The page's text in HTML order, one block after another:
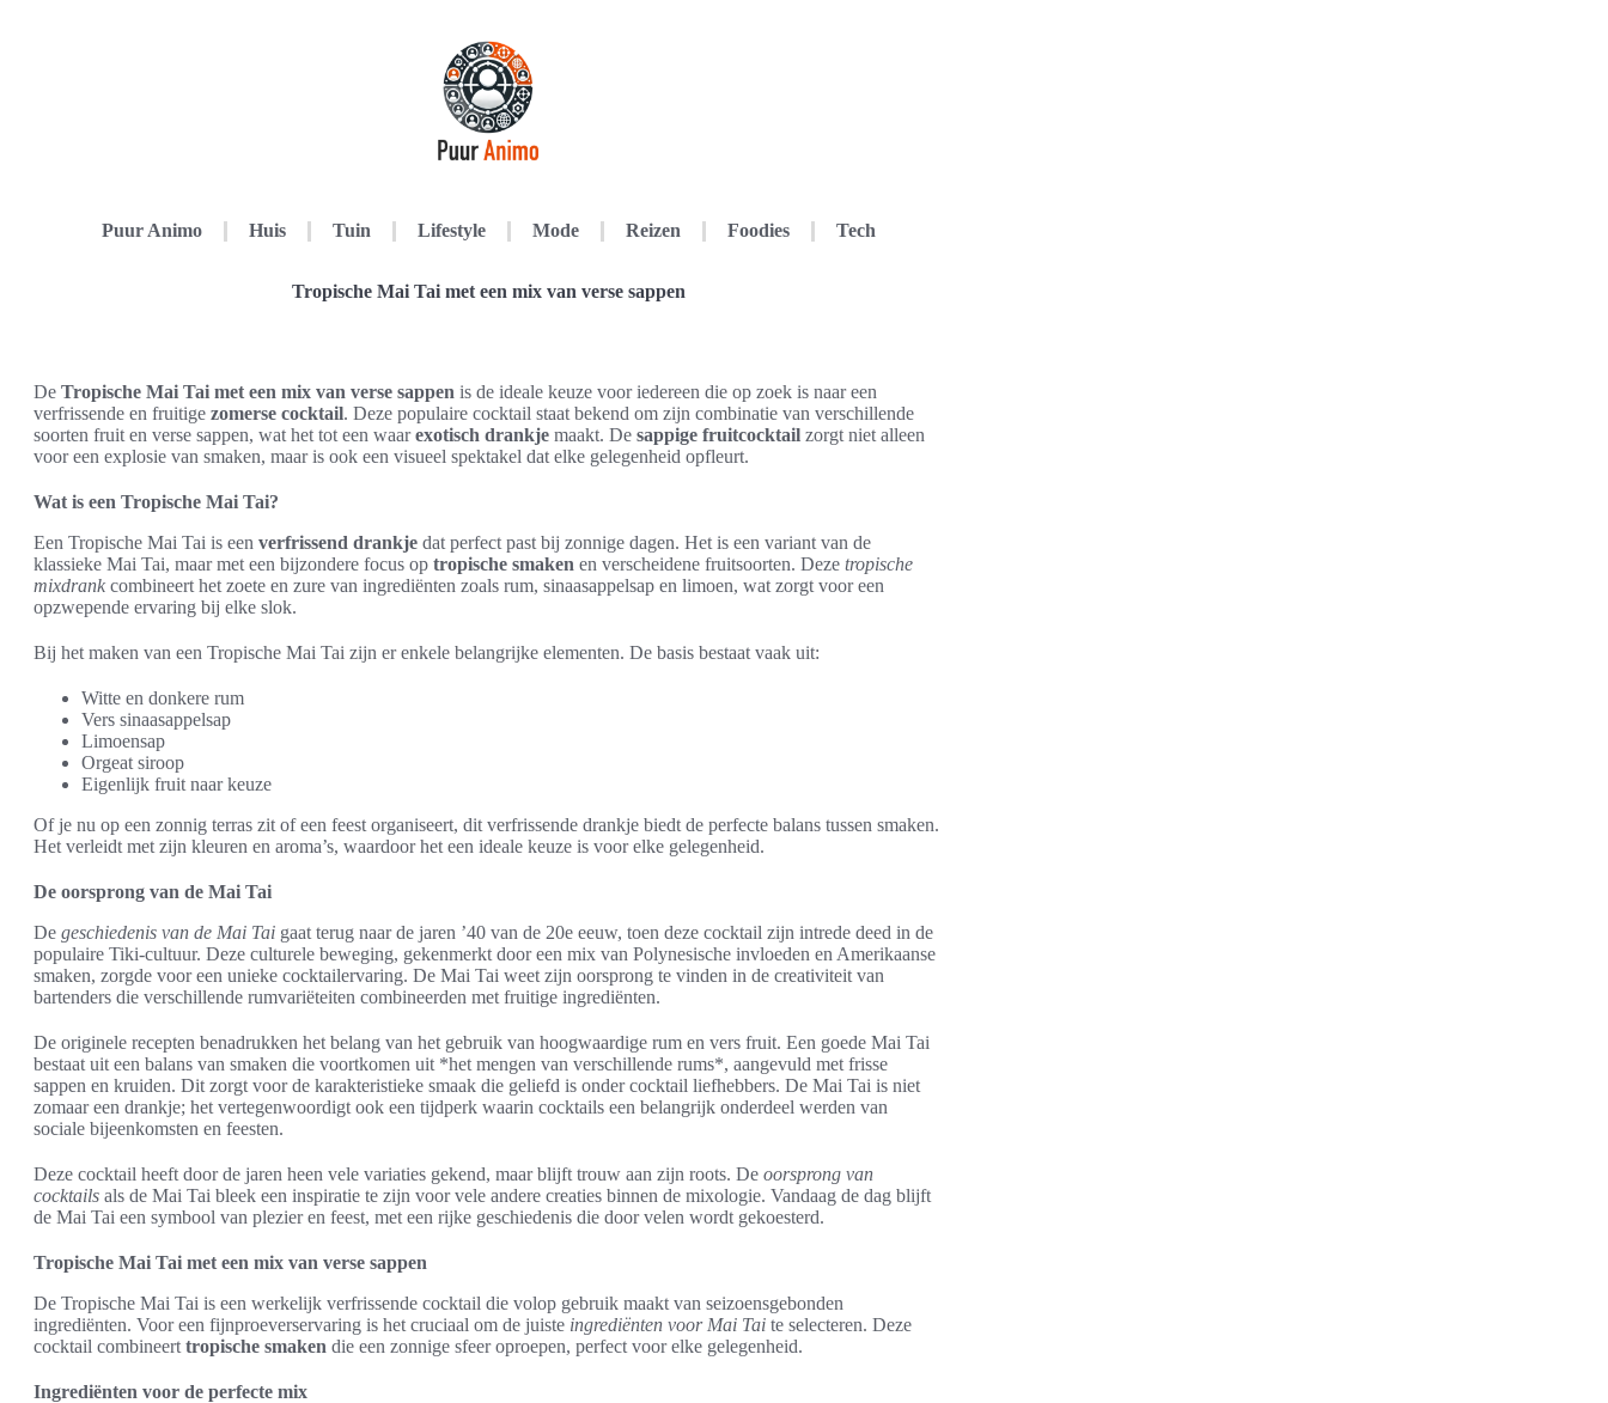
Puur Animo Huis Tuin Lifestyle Mode Reizen Foodies Tech
Tropische Mai Tai met een mix van verse sappen
De Tropische Mai Tai met een mix van verse sappen is de ideale keuze voor iedereen die op zoek is naar een
verfrissende en fruitige zomerse cocktail. Deze populaire cocktail staat bekend om zijn combinatie van verschillende
soorten fruit en verse sappen, wat het tot een waarexotisch drankje maakt. De sappige fruitcocktail zorgt niet alleen
voor een explosie van smaken, maar is ook een visueel spektakel dat elke gelegenheid opfleurt.
Wat is een Tropische Mai Tai?
Een Tropische Mai Tai is een verfrissend drankje dat perfect past bij zonnige dagen. Het is een variant van de
klassieke Mai Tai, maar met een bijzondere focus op tropische smaken en verscheidene fruitsoorten. Deze tropische
mixdrank combineert het zoete en zure van ingrediënten zoals rum, sinaasappelsap en limoen, wat zorgt voor een
opzwepende ervaring bij elke slok.
Bij het maken van een Tropische Mai Tai zijn er enkele belangrijke elementen. De basis bestaat vaak uit:
Witte en donkere rum
Vers sinaasappelsap
Limoensap
Orgeat siroop
Eigenlijk fruit naar keuze
Of je nu op een zonnig terras zit of een feest organiseert, dit verfrissende drankje biedt de perfecte balans tussen smaken.
Het verleidt met zijn kleuren en aroma’s, waardoor het een ideale keuze is voor elke gelegenheid.
De oorsprong van de Mai Tai
De geschiedenis van de Mai Tai gaat terug naar de jaren ’40 van de 20e eeuw, toen deze cocktail zijn intrede deed in de
populaire Tiki-cultuur. Deze culturele beweging, gekenmerkt door een mix van Polynesische invloeden en Amerikaanse
smaken, zorgde voor een unieke cocktailervaring. De Mai Tai weet zijn oorsprong te vinden in de creativiteit van
bartenders die verschillende rumvariëteiten combineerden met fruitige ingrediënten.
De originele recepten benadrukken het belang van het gebruik van hoogwaardige rum en vers fruit. Een goede Mai Tai
bestaat uit een balans van smaken die voortkomen uit *het mengen van verschillende rums*, aangevuld met frisse
sappen en kruiden. Dit zorgt voor de karakteristieke smaak die geliefd is onder cocktail liefhebbers. De Mai Tai is niet
zomaar een drankje; het vertegenwoordigt ook een tijdperk waarin cocktails een belangrijk onderdeel werden van
sociale bijeenkomsten en feesten.
Deze cocktail heeft door de jaren heen vele variaties gekend, maar blijft trouw aan zijn roots. De oorsprong van
cocktails als de Mai Tai bleek een inspiratie te zijn voor vele andere creaties binnen de mixologie. Vandaag de dag blijft
de Mai Tai een symbool van plezier en feest, met een rijke geschiedenis die door velen wordt gekoesterd.
Tropische Mai Tai met een mix van verse sappen
De Tropische Mai Tai is een werkelijk verfrissende cocktail die volop gebruik maakt van seizoensgebonden
ingrediënten. Voor een fijnproeverservaring is het cruciaal om de juiste ingrediënten voor Mai Tai te selecteren. Deze
cocktail combineert tropische smaken die een zonnige sfeer oproepen, perfect voor elke gelegenheid.
Ingrediënten voor de perfecte mix